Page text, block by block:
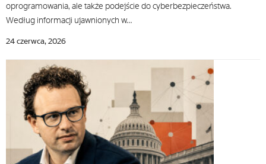
oprogramowania, ale także podejście do cyberbezpieczeństwa.
Według informacji ujawnionych w…
24 czerwca, 2026